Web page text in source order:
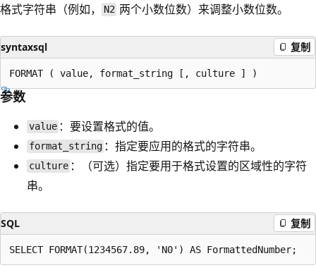
格式字符串（例如，
N2 两个小数位数）来调整小数位数。
syntaxsql 复制
参数
value ：要设置格式的值。
format_string ：指定要应用的格式的字符串。
culture ：（可选）指定要用于格式设置的区域性的字符
串。
SQL 复制